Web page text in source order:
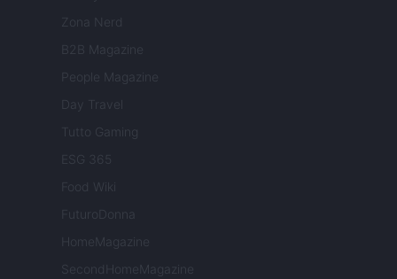
Zona Nerd
B2B Magazine
People Magazine
Day Travel
Tutto Gaming
ESG 365
Food Wiki
FuturoDonna
HomeMagazine
SecondHomeMagazine